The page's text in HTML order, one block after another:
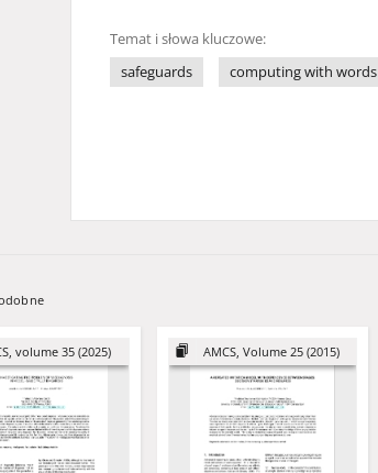
Temat i słowa kluczowe:
safeguards
computing with words
volume 35 (2025) AMCS, Volume 25 (2015)